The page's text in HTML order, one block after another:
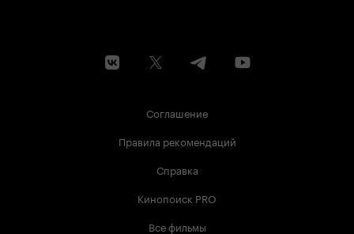
Соглашение
Правила рекомендаций
Справка
Кинопоиск PRO
Все фильмы